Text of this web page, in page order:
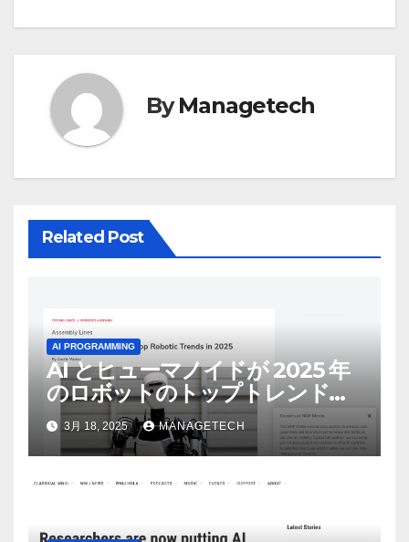
ゲ
シ
ョ
ン
ByManagetech
Related Post
AI PROGRAMMING
AI とヒューマノイドが 2025 年
のロボットのトップトレンドに |
ASSEMBLY
3月 18, 2025 MANAGETECH